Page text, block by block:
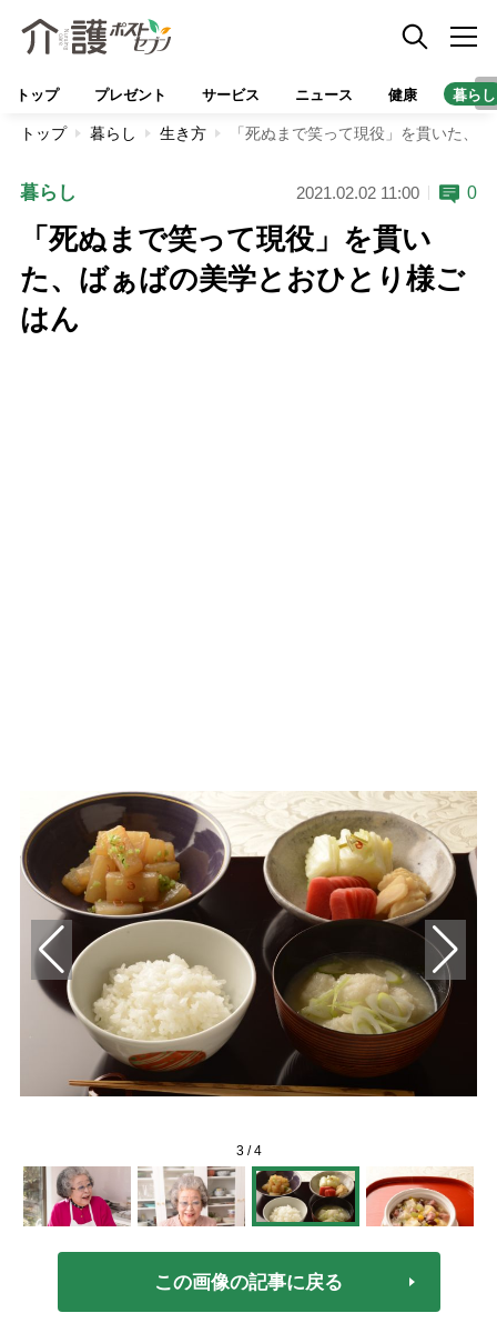
トップ プレゼント サービス ニュース 健康 暮らし
トップ 暮らし 生き方 「死ぬまで笑って現役」を貫いた、
暮らし 2021.02.02 11:00 0
「死ぬまで笑って現役」を貫い
た、ばぁばの美学とおひとり様ご
はん
3/4
この画像の記事に戻る